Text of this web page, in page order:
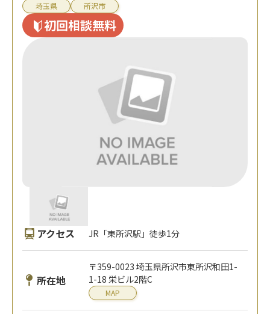
埼玉県 所沢市
初回相談無料
アクセス JR「東所沢駅」徒歩1分
所在地
〒359-0023 埼玉県所沢市東所沢和田1-
1-18 栄ビル2階C
MAP